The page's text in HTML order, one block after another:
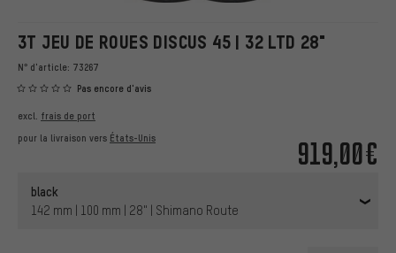
3T JEU DE ROUES DISCUS 45 | 32 LTD 28"
N° d'article: 73267
Pas encore d'avis
919,00€
excl. frais de port
pour la livraison vers États-Unis
black
142 mm | 100 mm | 28" | Shimano Route